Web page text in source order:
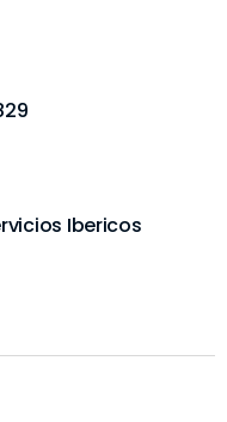
Ibericos